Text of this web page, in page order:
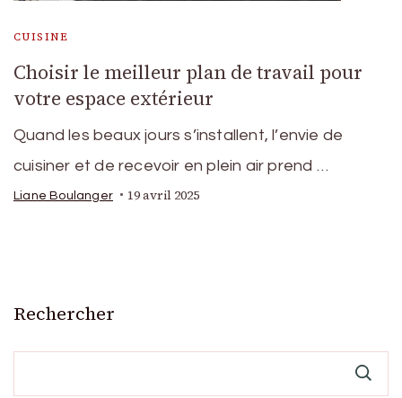
CUISINE
Choisir le meilleur plan de travail pour
votre espace extérieur
Quand les beaux jours s’installent, l’envie de
cuisiner et de recevoir en plein air prend …
Liane Boulanger 19 avril 2025
Rechercher